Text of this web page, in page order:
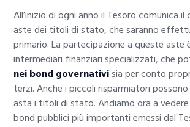
All’inizio di ogni anno il Tesoro comunica il
aste dei titoli di stato, che saranno
primario. La partecipazione a queste aste
intermediari finanziari specializzati, che
nei bond governativisia per conto
terzi. Anche i piccoli risparmiatori
asta i titoli di stato. Andiamo ora a
bond pubblici più importanti emessi dal